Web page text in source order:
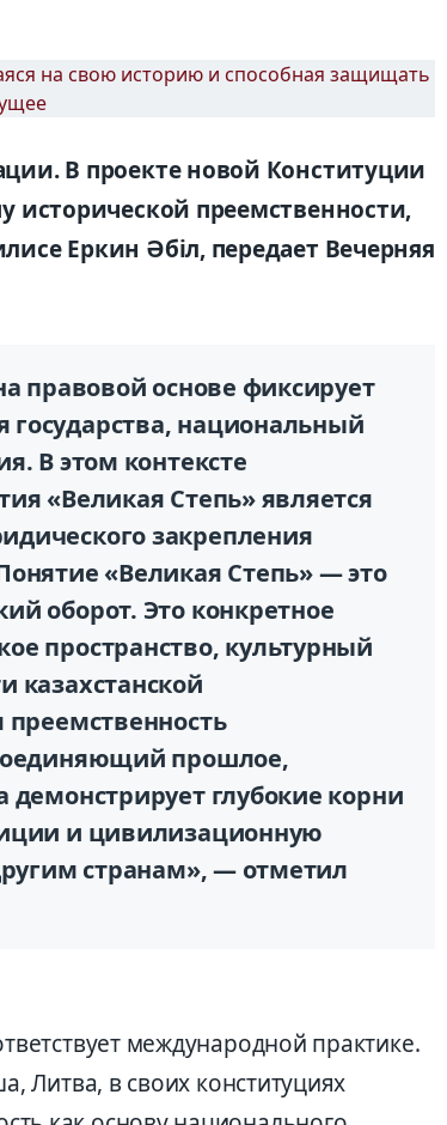
В проекте новой Конституции
исторической преемственности,
Еркин Әбіл, передает Вечерняя
правовой основе фиксирует
национальный
В этом контексте
«Великая Степь» является
закрепления
«Великая Степь» — это
оборот. Это конкретное
пространство, культурный
казахстанской
преемственность
прошлое,
глубокие корни
и цивилизационную
странам», — отметил
международной практике.
Литва, в своих конституциях